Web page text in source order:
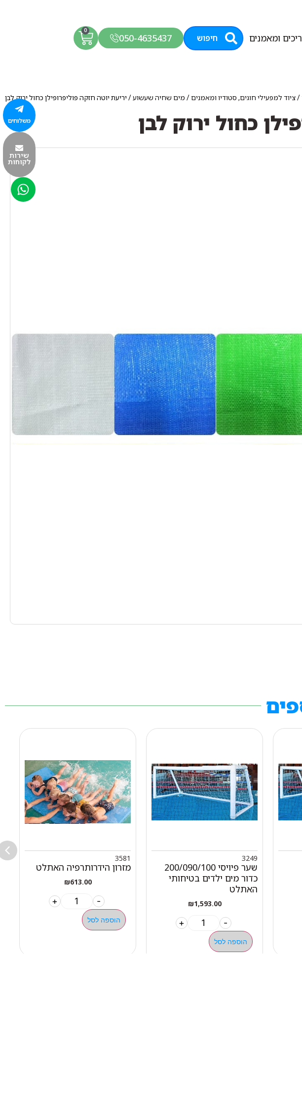
ומאמנים חיפוש 050-4635437
0
/ציוד למפעילי חוגים, סטודיו ומאמנים / מים שחיה שעשוע/ יריעת יוטה חזקה פוליפרופילן כחול ירוק לבן
כחול ירוק לבן
3249
שער פיויסי 200/090/100
כדור מים ילדים בטיחותי
האתלט
₪1,593.00
-
+
הוספה לסל
3581
מזרון הידרותרפיה האתלט
₪613.00
-
+
הוספה לסל
משלוחים
שירות
לקוחות